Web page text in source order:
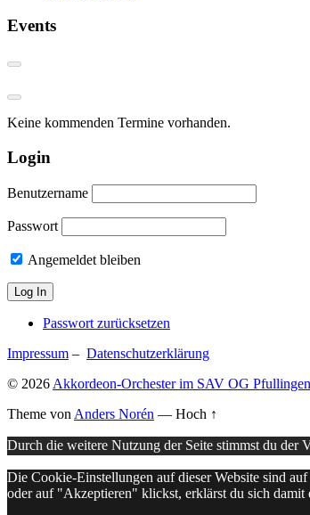
Events
Keine kommenden Termine vorhanden.
Login
Benutzername
Passwort
Angemeldet bleiben
Passwort zurücksetzen
Impressum – Datenschutzerklärung
© 2026 Akkordeon-Orchester im SAV OG Pfullingen
Theme von Anders Norén — Hoch ↑
Durch die weitere Nutzung der Seite stimmst du der
Die Cookie-Einstellungen auf dieser Website sind
oder auf "Akzeptieren" klickst, erklärst du sich damit